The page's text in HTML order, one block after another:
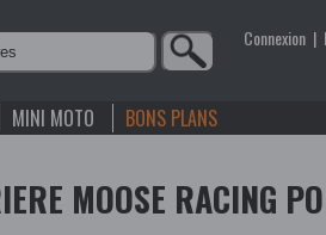
Connexion|
MINI MOTO BONS PLANS
MOOSE RACING